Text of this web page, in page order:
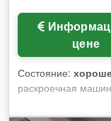
цене
Состояние:
раскроечная
полностью
ширины и высоты.